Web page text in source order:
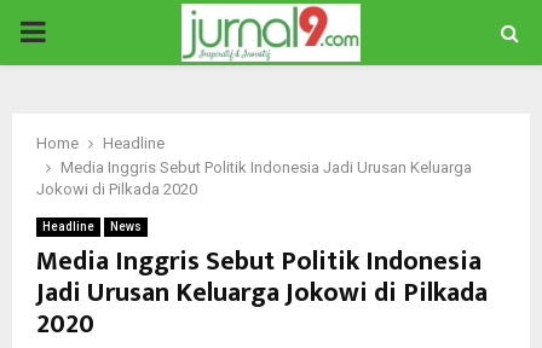
PRIMARY
Home
Headline
Media Inggris Sebut Politik Indonesia Jadi Urusan Keluarga
Jokowi di Pilkada 2020
Headline News
Media Inggris Sebut Politik Indonesia
Jadi Urusan Keluarga Jokowi di Pilkada
2020